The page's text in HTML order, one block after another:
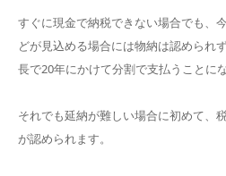
すぐに現金で納税できない場合でも、
どが見込める場合には物納は認められ
長で20年にかけて分割で支払うことにな
それでも延納が難しい場合に初めて、
が認められます。